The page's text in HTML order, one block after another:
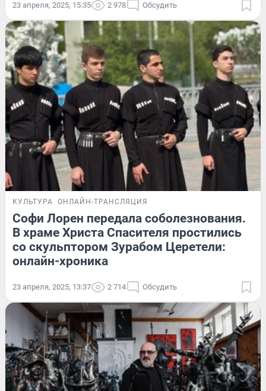
23 апреля, 2025, 15:35 2 978 Обсудить
КУЛЬТУРА ОНЛАЙН-ТРАНСЛЯЦИЯ
Софи Лорен передала соболезнования.
В храме Христа Спасителя простились
со скульптором Зурабом Церетели:
онлайн-хроника
23 апреля, 2025, 13:37 2 714 Обсудить